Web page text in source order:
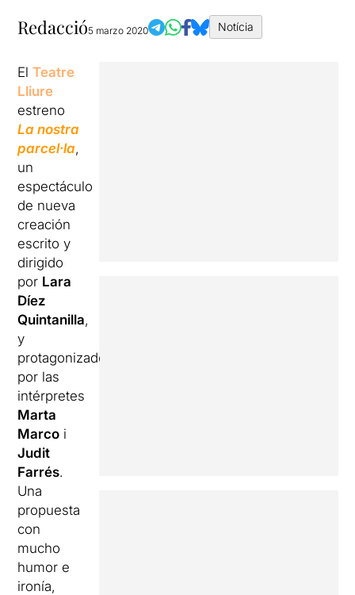
Redacció5 marzo 2020 Notícia
ElTeatre
Lliure
estreno
La nostra
parcel·la,
un
espectáculo
de nueva
creación
escrito y
dirigido
por Lara
Díez
Quintanilla,
y
protagonizado
por las
intérpretes
Marta
Marco i
Judit
Farrés.
Una
propuesta
con
mucho
humor e
ironía,